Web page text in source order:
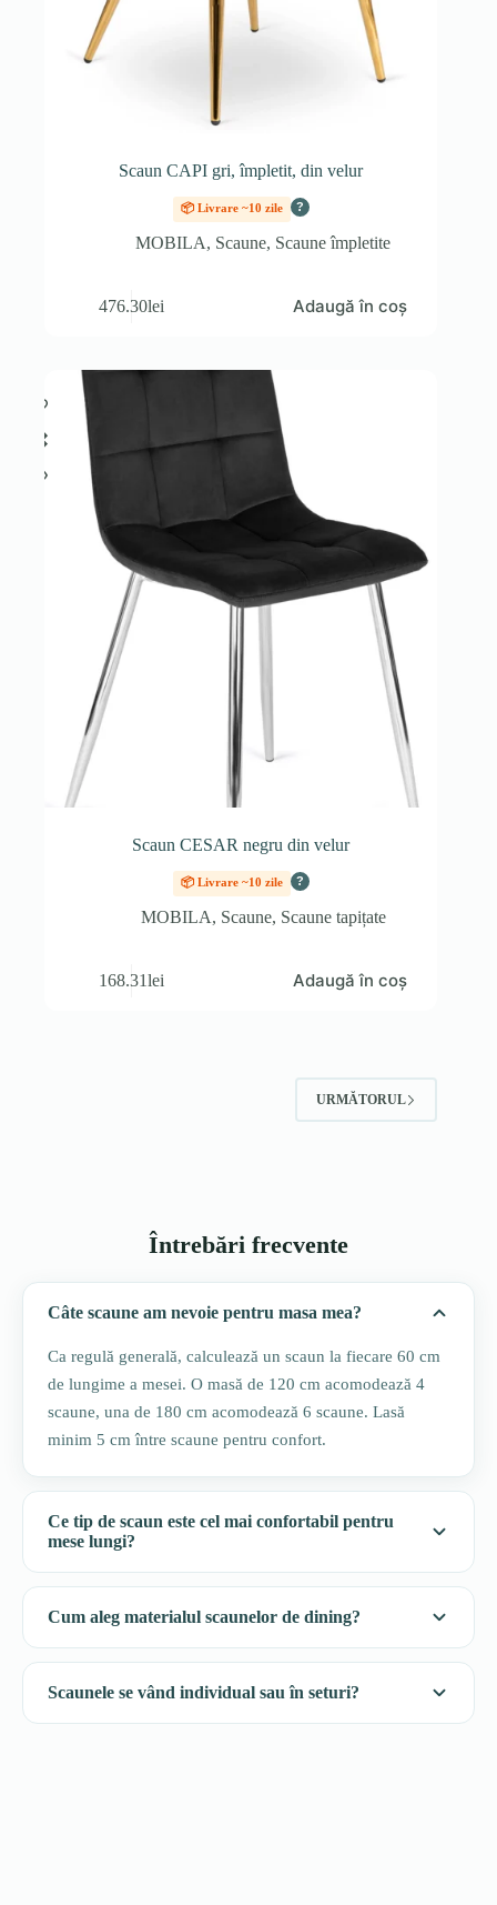
Scaun CAPI gri, împletit, din velur
📦 Livrare ~10 zile ?
MOBILA, Scaune, Scaune împletite
476.30lei Adaugă în coș
Scaun CESAR negru din velur
📦 Livrare ~10 zile ?
MOBILA, Scaune, Scaune tapițate
168.31lei Adaugă în coș
URMĂTORUL
Întrebări frecvente
Câte scaune am nevoie pentru masa mea?
Ca regulă generală, calculează un scaun la fiecare 60 cm
de lungime a mesei. O masă de 120 cm acomodează 4
scaune, una de 180 cm acomodează 6 scaune. Lasă
minim 5 cm între scaune pentru confort.
Ce tip de scaun este cel mai confortabil pentru
mese lungi?
Cum aleg materialul scaunelor de dining?
Scaunele se vând individual sau în seturi?